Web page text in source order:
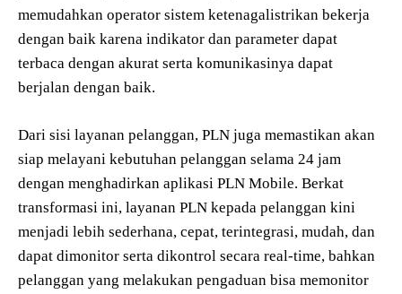
memudahkan operator sistem ketenagalistrikan bekerja
dengan baik karena indikator dan parameter dapat
terbaca dengan akurat serta komunikasinya dapat
berjalan dengan baik.
Dari sisi layanan pelanggan, PLN juga memastikan akan
siap melayani kebutuhan pelanggan selama 24 jam
dengan menghadirkan aplikasi PLN Mobile. Berkat
transformasi ini, layanan PLN kepada pelanggan kini
menjadi lebih sederhana, cepat, terintegrasi, mudah, dan
dapat dimonitor serta dikontrol secara real-time, bahkan
pelanggan yang melakukan pengaduan bisa memonitor